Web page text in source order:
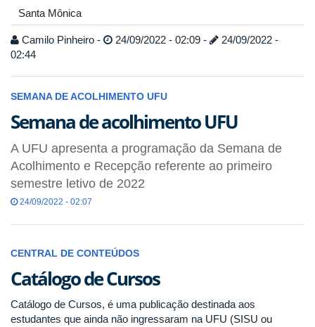
Santa Mônica
Camilo Pinheiro - 24/09/2022 - 02:09 -
24/09/2022 -
02:44
SEMANA DE ACOLHIMENTO UFU
Semana de acolhimento UFU
A UFU apresenta a programação da Semana de
Acolhimento e Recepção referente ao primeiro
semestre letivo de 2022
24/09/2022 - 02:07
CENTRAL DE CONTEÚDOS
Catálogo de Cursos
Catálogo de Cursos, é uma publicação destinada aos
estudantes que ainda não ingressaram na UFU (SISU ou